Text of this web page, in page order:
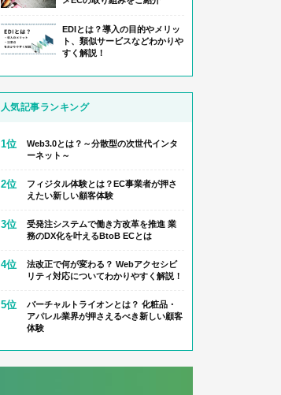
EDIとは？導入の目的やメリッ
ト、類似サービスなどわかりや
すく解説！
人気記事ランキング
1位
Web3.0とは？～分散型の次世代インタ
ーネット～
2位
フィジタル体験とは？EC事業者が押さ
えたい新しい顧客体験
3位
受発注システムで働き方改革を推進 業
務のDX化を叶えるBtoB ECとは
4位
法改正で何が変わる？ Webアクセシビ
リティ対応についてわかりやすく解説！
5位
バーチャルトライオンとは？ 化粧品・
アパレル業界が押さえるべき新しい顧客
体験